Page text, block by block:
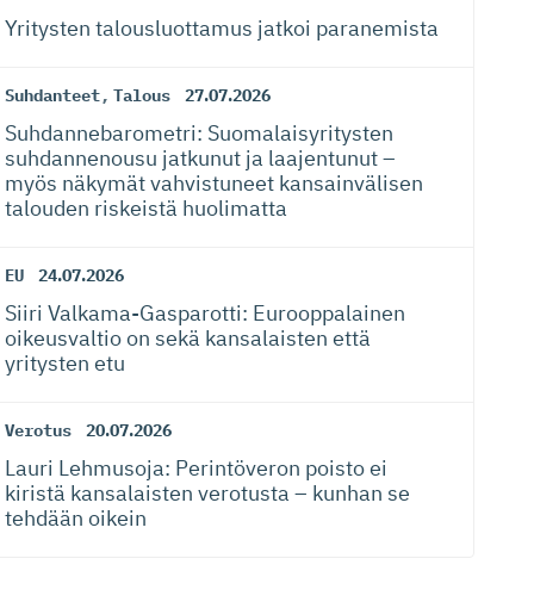
Yritysten talousluottamus jatkoi paranemista
Suhdanteet, Talous 27.07.2026
Suhdanneba­ro­metri: Suomalaisy­ri­tysten
suhdannenousu jatkunut ja laajentunut –
myös näkymät vahvistuneet kansainvälisen
talouden riskeistä huolimatta
EU 24.07.2026
Siiri Valkama-Gas­pa­rotti: Eurooppalainen
oikeusvaltio on sekä kansalaisten että
yritysten etu
Verotus 20.07.2026
Lauri Lehmusoja: Perintöveron poisto ei
kiristä kansalaisten verotusta – kunhan se
tehdään oikein